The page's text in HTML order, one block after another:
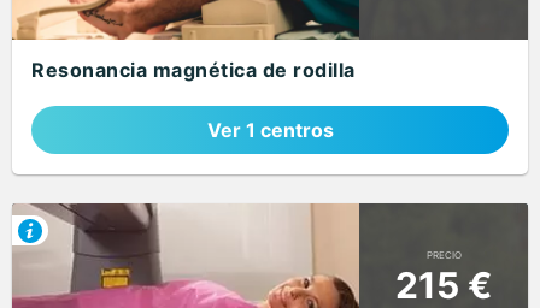
Resonancia magnética de rodilla
Ver 1 centros
PRECIO
215 €